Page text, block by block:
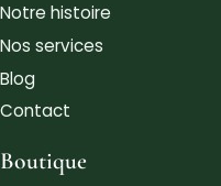
Notre histoire
Nos services
Blog
Contact
Boutique